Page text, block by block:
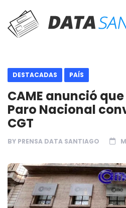
DESTACADAS PAÍS
CAME anunció
Paro Nacional
CGT
BY PRENSA DATA SANTIAGO